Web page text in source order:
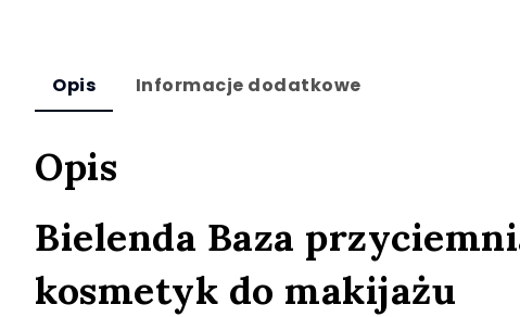
Opis Informacje dodatkowe
Opis
Bielenda Baza
kosmetyk do makijażu